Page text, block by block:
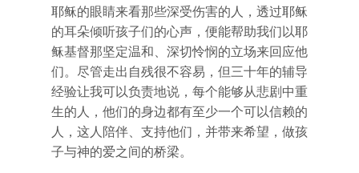
耶稣的眼睛来看那些深受伤害的人，透过耶稣
的耳朵倾听孩子们的心声，便能帮助我们以耶
稣基督那坚定温和、深切怜悯的立场来回应他
们。尽管走出自残很不容易，但三十年的辅导
经验让我可以负责地说，每个能够从悲剧中重
生的人，他们的身边都有至少一个可以信赖的
人，这人陪伴、支持他们，并带来希望，做孩
子与神的爱之间的桥梁。